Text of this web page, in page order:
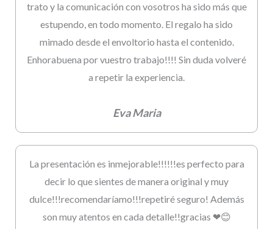
trato y la comunicación con vosotros ha sido más que
estupendo, en todo momento. El regalo ha sido
mimado desde el envoltorio hasta el contenido.
Enhorabuena por vuestro trabajo!!!! Sin duda volveré
a repetir la experiencia.
Eva Maria
La presentación es inmejorable!!!!!!es perfecto para
decir lo que sientes de manera original y muy
dulce!!!recomendaríamo!!!repetiré seguro! Además
son muy atentos en cada detalle!!gracias ❤😊